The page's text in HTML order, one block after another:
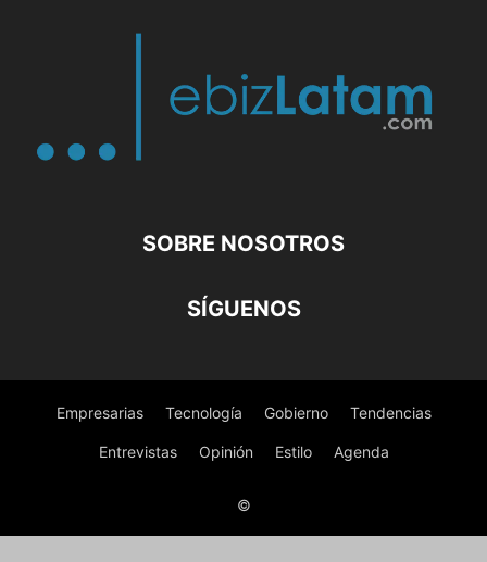
SOBRE NOSOTROS
SÍGUENOS
Empresarias Tecnología Gobierno Tendencias
Entrevistas Opinión Estilo Agenda
©